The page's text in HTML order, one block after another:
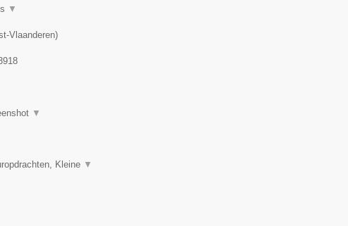
▼
Vlaanderen)
▼
Kleine ▼